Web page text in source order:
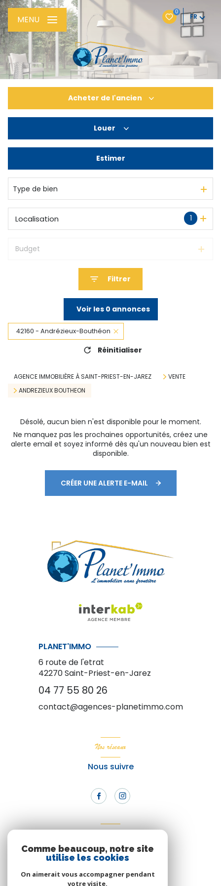
0
FR
MENU
Acheter de l'ancien
De l'immo pro
Louer
Estimer
Type de bien
1
Localisation
Budget
Filtrer
Voir les 0 annonces
42160 - Andrézieux-Bouthéon
Réinitialiser
AGENCE IMMOBILIÈRE À SAINT-PRIEST-EN-JAREZ
VENTE
ANDREZIEUX BOUTHEON
Désolé, aucun bien n'est disponible pour le moment.
Ne manquez pas les prochaines opportunités, créez une
alerte email et soyez informé dès qu'un nouveau bien est
disponible.
CRÉER UNE ALERTE E-MAIL
PLANET'IMMO
6 route de l'etrat
42270Saint-Priest-en-Jarez
04 77 55 80 26
contact@agences-planetimmo.com
Nos réseaux
Nous suivre
Nous adhérons
Comme beaucoup, notre site
utilise les cookies
On aimerait vous accompagner pendant
votre visite.